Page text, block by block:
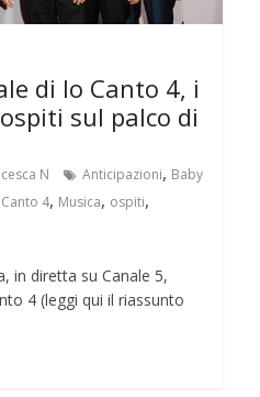
di Io Canto 4, i
sul palco di
N Anticipazioni, Baby
4, Musica, ospiti,
in diretta su Canale 5,
4 (leggi qui il riassunto